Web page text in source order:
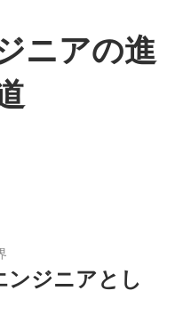
ニアの進
ンジニアとし